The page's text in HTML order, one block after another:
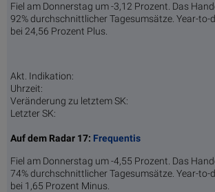
Fiel am Donnerstag um -3,12 Prozent. Das
92% durchschnittlicher Tagesumsätze. Year-to-
bei 24,56 Prozent Plus.
Akt. Indikation:
Uhrzeit:
Veränderung zu letztem SK:
Letzter SK:
Auf dem Radar 17: Frequentis
Fiel am Donnerstag um -4,55 Prozent. Das
74% durchschnittlicher Tagesumsätze. Year-to-
bei 1,65 Prozent Minus.